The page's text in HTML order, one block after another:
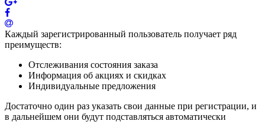
Каждый зарегистрированный пользователь получает ряд
преимуществ:
Отслеживания состояния заказа
Информация об акциях и скидках
Индивидуальные предложения
Достаточно один раз указать свои данные при регистрации, и
в дальнейшем они будут подставляться автоматически